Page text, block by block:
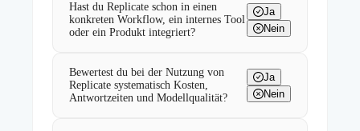
Hast du Replicate schon in einen
konkreten Workflow, ein internes Tool
oder ein Produkt integriert?
Ja
Nein
Bewertest du bei der Nutzung von
Replicate systematisch Kosten,
Antwortzeiten und Modellqualität?
Ja
Nein